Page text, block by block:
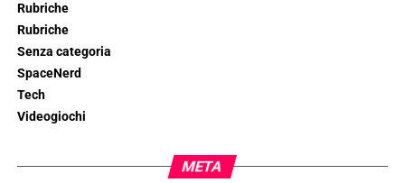
Rubriche
Rubriche
Senza categoria
SpaceNerd
Tech
Videogiochi
META